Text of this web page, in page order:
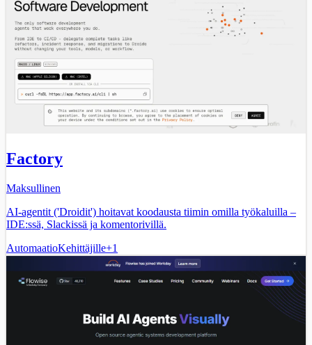
Factory
Maksullinen
AI-agentit ('Droidit') hoitavat koodausta tiimin omilla työkaluilla –
IDE:ssä, Slackissä ja komentorivillä.
AutomaatioKehittäjille+1